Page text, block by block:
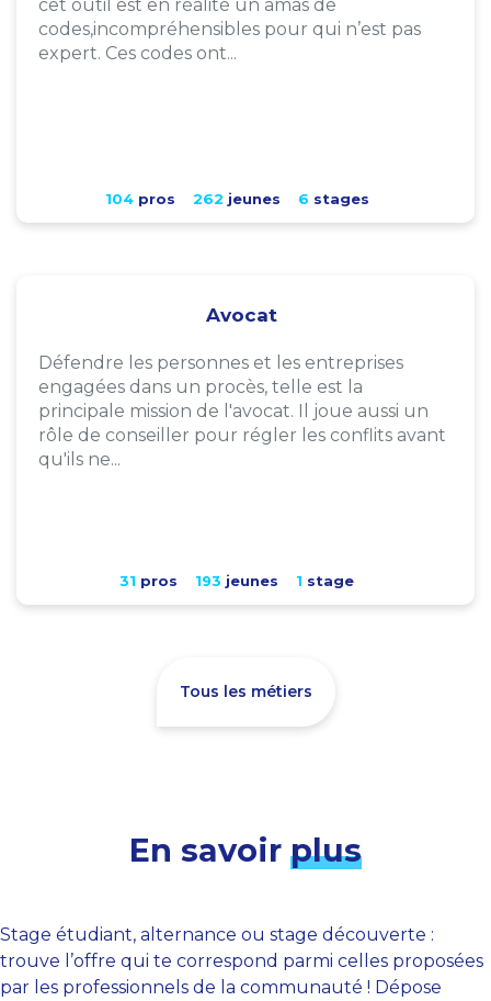
cet outil est en réalité un amas de
codes,incompréhensibles pour qui n’est pas
expert. Ces codes ont...
104pros 262 jeunes 6 stages
Avocat
Défendre les personnes et les entreprises
engagées dans un procès, telle est la
principale mission de l'avocat. Il joue aussi un
rôle de conseiller pour régler les conflits avant
qu'ils ne...
31 pros 193 jeunes 1 stage
Tous les métiers
En savoir plus
Stage étudiant, alternance ou stage découverte :
trouve l’offre qui te correspond parmi celles proposées
par les professionnels de la communauté ! Dépose